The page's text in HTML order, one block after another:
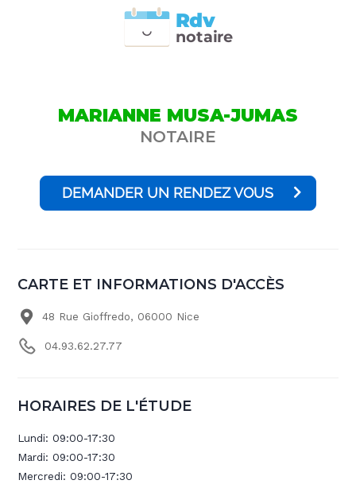
notaire
Rdv
MARIANNE MUSA-JUMAS
NOTAIRE
DEMANDER UN RENDEZ VOUS
CARTE ET INFORMATIONS D'ACCÈS
48 Rue Gioffredo, 06000 Nice
04.93.62.27.77
HORAIRES DE L'ÉTUDE
Lundi:09:00-17:30
Mardi:09:00-17:30
Mercredi:09:00-17:30